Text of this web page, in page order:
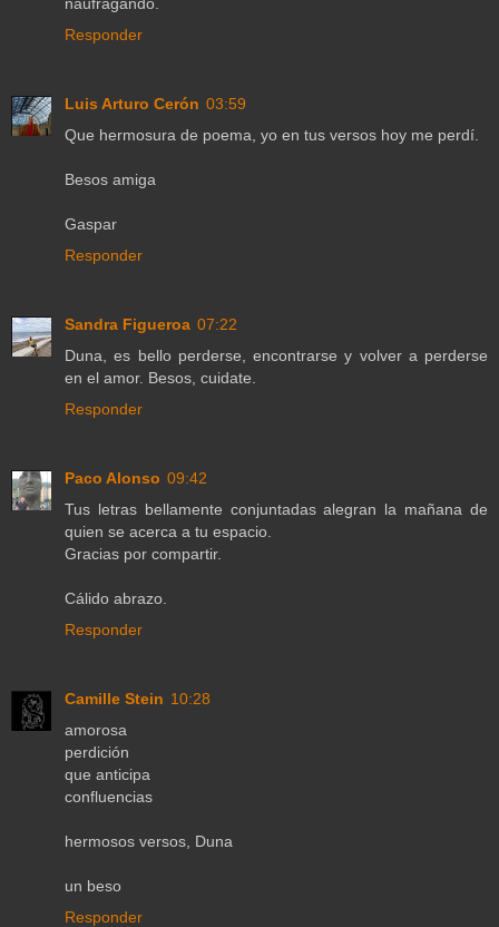
Responder
Luis Arturo Cerón 03:59
Que hermosura de poema, yo en tus versos hoy me perdí.
Besos amiga
Gaspar
Responder
Sandra Figueroa 07:22
Duna, es bello perderse, encontrarse y volver a perderse
en el amor. Besos, cuidate.
Responder
Paco Alonso 09:42
Tus letras bellamente conjuntadas alegran la mañana de
quien se acerca a tu espacio.
Gracias por compartir.
Cálido abrazo.
Responder
Camille Stein 10:28
amorosa
perdición
que anticipa
confluencias
hermosos versos, Duna
un beso
Responder